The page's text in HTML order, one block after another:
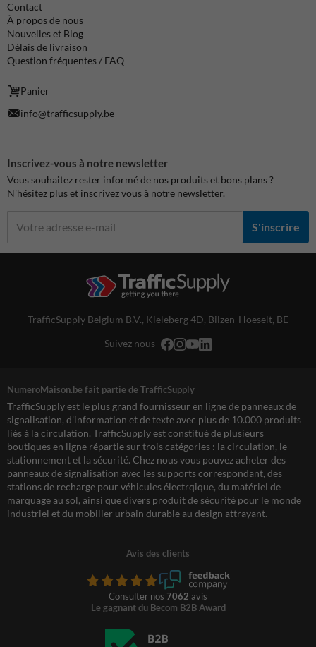
Contact
À propos de nous
Nouvelles et Blog
Délais de livraison
Question fréquentes / FAQ
Panier
info@trafficsupply.be
Inscrivez-vous à notre newsletter
Vous souhaitez rester informé de nos produits et bons plans ?
N'hésitez plus et inscrivez vous à notre newsletter.
S'inscrire
TrafficSupply Belgium B.V., Kieleberg 4D, Bilzen-Hoeselt, BE
Suivez nous
NumeroMaison.be fait partie de TrafficSupply
TrafficSupply est le plus grand fournisseur en ligne de panneaux de
signalisation, d'information et de texte avec plus de 10.000 produits
liés à la circulation. TrafficSupply est constitué de plusieurs
boutiques en ligne répartie sur trois catégories : la circulation, le
stationnement et la sécurité. Chez nous vous pouvez acheter des
panneaux de signalisation avec les supports correspondant, des
stations de recharge pour véhicules électrqique, du matériel de
marquage au sol, ainsi que divers produit de sécurité pour le monde
industriel et du mobilier urbain durable au design attrayant.
Avis des clients
Consulter nos 7062 avis
Le gagnant du Becom B2B Award